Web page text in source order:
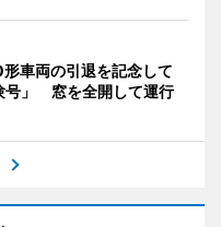
車両の引退を記念して
号」 窓を全開して運行